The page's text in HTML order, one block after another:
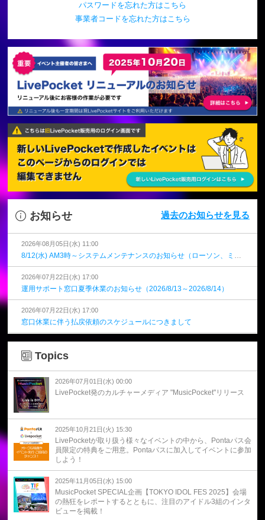
パスワードを忘れた方はこちら
事業者コードを忘れた方はこちら
お知らせ 過去のお知らせを見る
2026年08月05日(水) 11:00
8/12(水) AM3時～システムメンテナンスのお知らせ（ローソン、ミニストップ）
2026年07月22日(水) 17:00
運用サポート窓口夏季休業のお知らせ（2026/8/13～2026/8/14）
2026年07月22日(水) 17:00
窓口休業に伴う払戻依頼のスケジュールにつきまして
Topics
2026年07月01日(水) 00:00
LivePocket発のカルチャーメディア "MusicPocket"リリース
2025年10月21日(火) 15:30
LivePocketが取り扱う様々なイベントの中から、Pontaパス会
員限定の特典をご用意。Pontaパスに加入してイベントに参加
しよう！
2025年11月05日(水) 15:00
MusicPocket SPECIAL企画【TOKYO IDOL FES 2025】会場
の熱狂をレポートするとともに、注目のアイドル3組のインタ
ビューを掲載！